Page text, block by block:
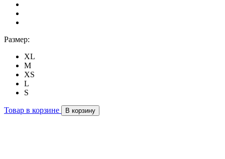
Размер:
XL
M
XS
L
S
Товар в корзине В корзину